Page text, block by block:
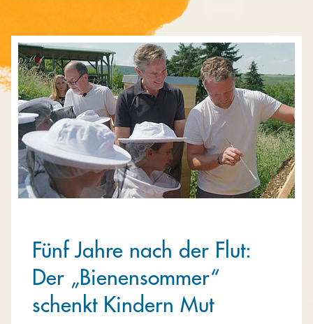
Fünf Jahre nach der Flut:
Der „Bienensommer“
schenkt Kindern Mut